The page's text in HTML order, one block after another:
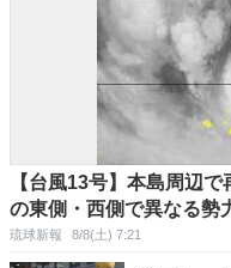
【台風13号】本島周辺
の東側・西側で異なる勢
琉球新報 8/8(土) 7:21